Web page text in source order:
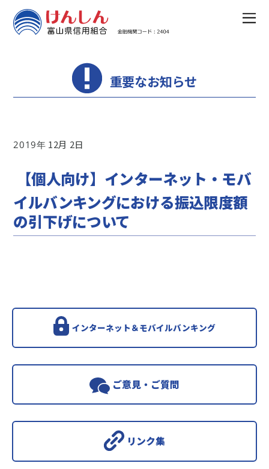
重要なお知らせ
2019 12 2
【個人向け】インターネット・モバ
イルバンキングにおける振込限度額
の引下げについて
インターネット＆モバイルバンキング
ご意見・ご質問
リンク集